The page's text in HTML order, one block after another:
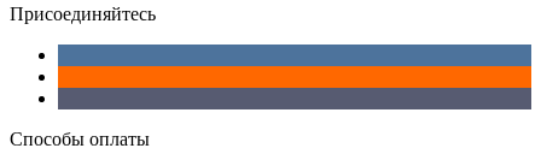
Присоединяйтесь
Способы оплаты